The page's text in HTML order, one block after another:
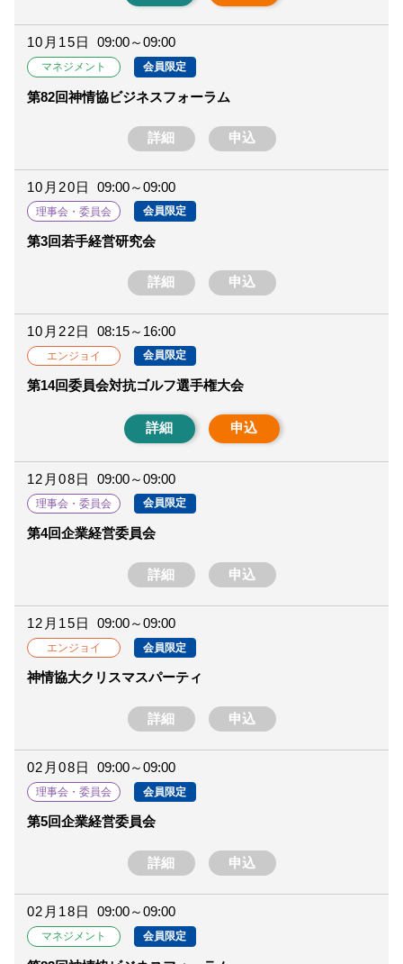
10月15日 09:00～09:00
マネジメント 会員限定
第82回神情協ビジネスフォーラム
詳細 申込
10月20日 09:00～09:00
理事会・委員会 会員限定
第3回若手経営研究会
詳細 申込
10月22日 08:15～16:00
エンジョイ 会員限定
第14回委員会対抗ゴルフ選手権大会
詳細 申込
12月08日 09:00～09:00
理事会・委員会 会員限定
第4回企業経営委員会
詳細 申込
12月15日 09:00～09:00
エンジョイ 会員限定
神情協大クリスマスパーティ
詳細 申込
02月08日 09:00～09:00
理事会・委員会 会員限定
第5回企業経営委員会
詳細 申込
02月18日 09:00～09:00
マネジメント 会員限定